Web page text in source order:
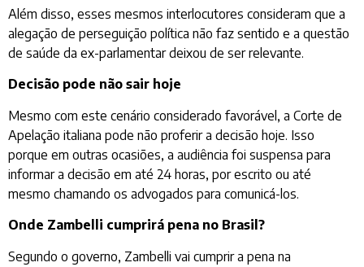
Além disso, esses mesmos interlocutores consideram que a
alegação de perseguição política não faz sentido e a questão
de saúde da ex-parlamentar deixou de ser relevante.
Decisão pode não sair hoje
Mesmo com este cenário considerado favorável, a Corte de
Apelação italiana pode não proferir a decisão hoje. Isso
porque em outras ocasiões, a audiência foi suspensa para
informar a decisão em até 24 horas, por escrito ou até
mesmo chamando os advogados para comunicá-los.
Onde Zambelli cumprirá pena no Brasil?
Segundo o governo, Zambelli vai cumprir a pena na